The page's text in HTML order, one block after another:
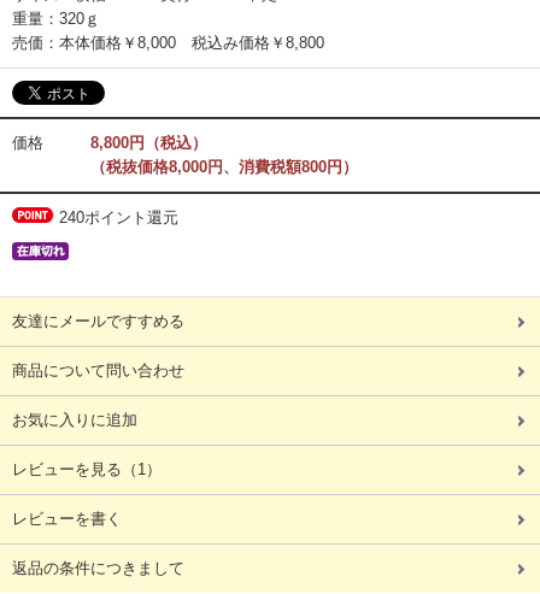
重量：320ｇ
売価：本体価格￥8,000 税込み価格￥8,800
価格
8,800円（税込）
（税抜価格8,000円、消費税額800円）
240ポイント還元
友達にメールですすめる
商品について問い合わせ
お気に入りに追加
レビューを見る （1）
レビューを書く
返品の条件につきまして